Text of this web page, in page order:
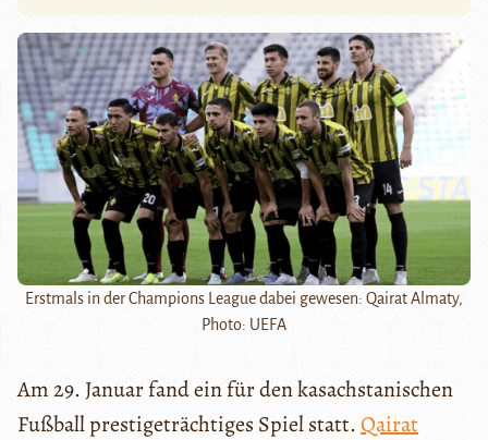
Erstmals in der Champions League dabei gewesen: Qairat Almaty,
Photo: UEFA
Am 29. Januar fand ein für den kasachstanischen
Fußball prestigeträchtiges Spiel statt.Qairat